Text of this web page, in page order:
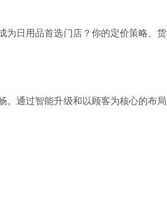
为日用品首选门店？你的定价策略、货
。通过智能升级和以顾客为核心的布局